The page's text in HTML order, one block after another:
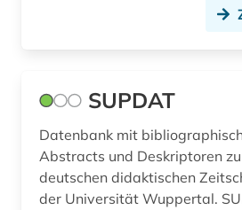
authentizität (1)
autograph (2)
automation (1)
automatisierung (1)
SUPDAT
Datenbank mit
Abstracts und Deskriptoren
deutschen didaktischen
der Universität Wuppertal.